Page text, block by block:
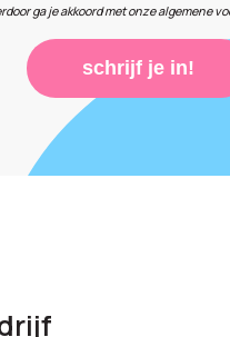
ga je akkoord met onze algemene
schrijf je in!